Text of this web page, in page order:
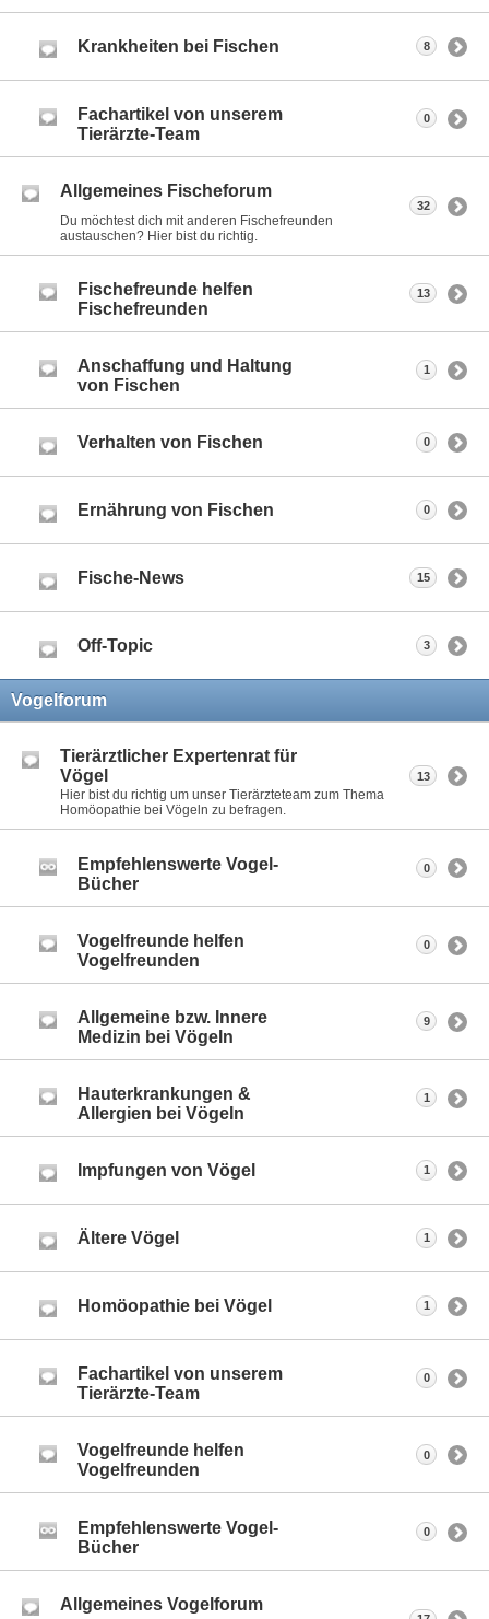
Krankheiten bei Fischen 8
Fachartikel von unserem
Tierärzte-Team
0
Allgemeines Fischeforum
Du möchtest dich mit anderen Fischefreunden
austauschen? Hier bist du richtig.
32
Fischefreunde helfen
Fischefreunden
13
Anschaffung und Haltung
von Fischen
1
Verhalten von Fischen 0
Ernährung von Fischen 0
Fische-News 15
Off-Topic 3
Vogelforum
Tierärztlicher Expertenrat für
Vögel
Hier bist du richtig um unser Tierärzteteam zum Thema
Homöopathie bei Vögeln zu befragen.
13
Empfehlenswerte Vogel-
Bücher
0
Vogelfreunde helfen
Vogelfreunden
0
Allgemeine bzw. Innere
Medizin bei Vögeln
9
Hauterkrankungen &
Allergien bei Vögeln
1
Impfungen von Vögel 1
Ältere Vögel 1
Homöopathie bei Vögel 1
Fachartikel von unserem
Tierärzte-Team
0
Vogelfreunde helfen
Vogelfreunden
0
Empfehlenswerte Vogel-
Bücher
0
Allgemeines Vogelforum